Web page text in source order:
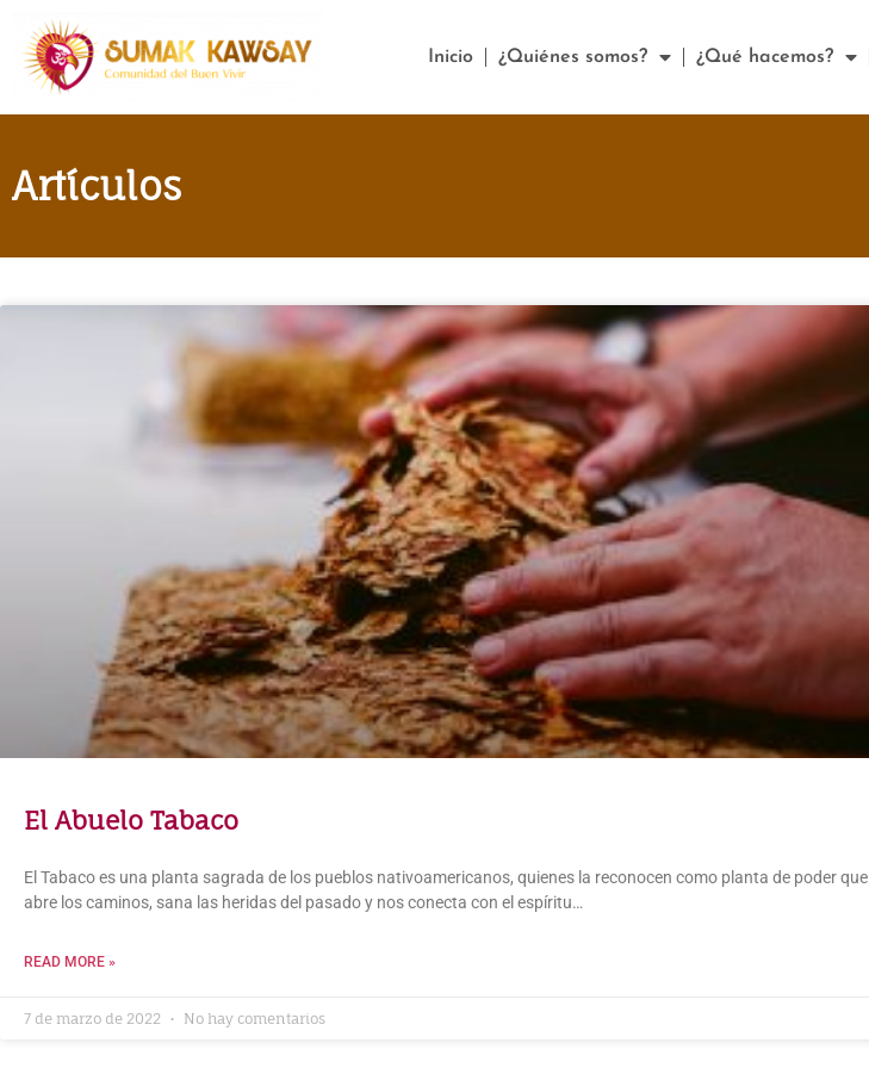
Inicio ¿Quiénes somos? ¿Qué hacemos?
Artículos
El Abuelo Tabaco
El Tabaco es una planta sagrada de los pueblos nativoamericanos, quienes la reconocen como planta de poder que
abre los caminos, sana las heridas del pasado y nos conecta con el espíritu…
READ MORE »
7 de marzo de 2022 No hay comentarios